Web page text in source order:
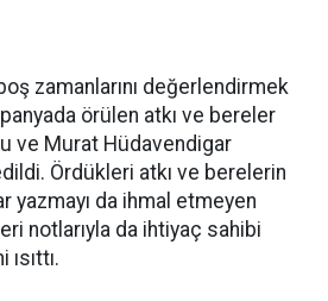
zamanlarını değerlendirmek
örülen atkı ve bereler
ve Murat Hüdavendigar
Ördükleri atkı ve berelerin
yazmayı da ihmal etmeyen
notlarıyla da ihtiyaç sahibi